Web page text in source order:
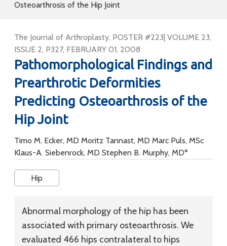
Osteoarthrosis of the Hip Joint
The Journal of Arthroplasty, POSTER #223| VOLUME 23,
ISSUE 2, P327, FEBRUARY 01, 2008
Pathomorphological Findings and
Prearthrotic Deformities
Predicting Osteoarthrosis of the
Hip Joint
Timo M. Ecker, MD Moritz Tannast, MD Marc Puls, MSc
Klaus-A. Siebenrock, MD Stephen B. Murphy, MD*
Hip
Abnormal morphology of the hip has been
associated with primary osteoarthrosis. We
evaluated 466 hips contralateral to hips